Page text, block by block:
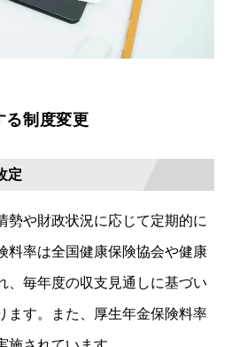
る制度変更
定
勢や財政状況に応じて定期的に
料率は全国健康保険協会や健康
、毎年度の収支見通しに基づい
ます。また、厚生年金保険料率